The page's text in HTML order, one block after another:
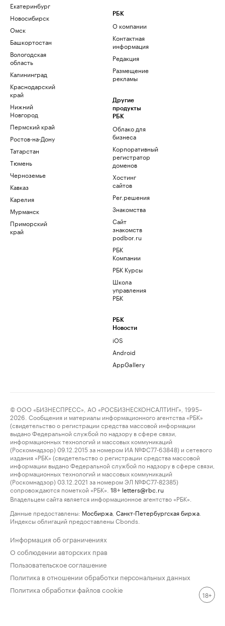
Екатеринбург
Новосибирск
Омск
Башкортостан
Вологодская
область
Калининград
Краснодарский
край
Нижний
Новгород
Пермский край
Ростов-на-Дону
Татарстан
Тюмень
Черноземье
Кавказ
Карелия
Мурманск
Приморский
край
РБК
О компании
Контактная
информация
Редакция
Размещение
рекламы
Другие
продукты
РБК
Облако для
бизнеса
Корпоративный
регистратор
доменов
Хостинг
сайтов
Рег.решения
Знакомства
Сайт
знакомств
podbor.ru
РБК
Компании
РБК Курсы
Школа
управления
РБК
РБК
Новости
iOS
Android
AppGallery
© ООО «БИЗНЕСПРЕСС», АО «РОСБИЗНЕСКОНСАЛТИНГ», 1995–
2026. Сообщения и материалы информационного агентства «РБК»
(свидетельство о регистрации средства массовой информации
выдано Федеральной службой по надзору в сфере связи,
информационных технологий и массовых коммуникаций
(Роскомнадзор) 09.12.2015 за номером ИА №ФС77-63848) и сетевого
издания «РБК» (свидетельство о регистрации средства массовой
информации выдано Федеральной службой по надзору в сфере связи,
информационных технологий и массовых коммуникаций
(Роскомнадзор) 03.12.2021 за номером ЭЛ №ФС77-82385)
сопровождаются пометкой «РБК».
18+ letters@rbc.ru
Владельцем сайта является информационное агентство «РБК».
Данные предоставлены: Мосбиржа Санкт-Петербургская биржа
Индексы облигаций предоставлены Cbonds.
Информация об ограничениях
О соблюдении авторских прав
Пользовательское соглашение
Политика в отношении обработки персональных данных
Политика обработки файлов cookie
18+